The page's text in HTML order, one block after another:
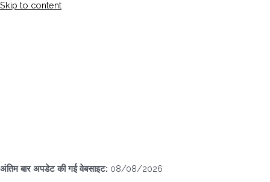
Skip to content
अंतिम बार अपडेट की गई वेबसाइट: 08/08/2026